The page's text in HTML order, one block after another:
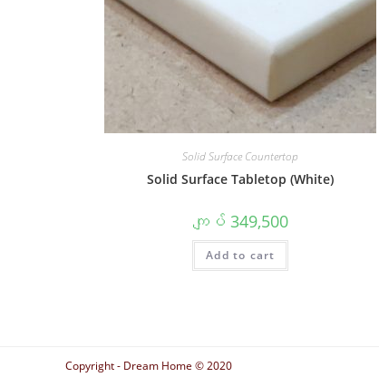
Solid Surface Countertop
Solid Surface Tabletop (White)
ကျပ် 349,500
Add to cart
Copyright - Dream Home © 2020